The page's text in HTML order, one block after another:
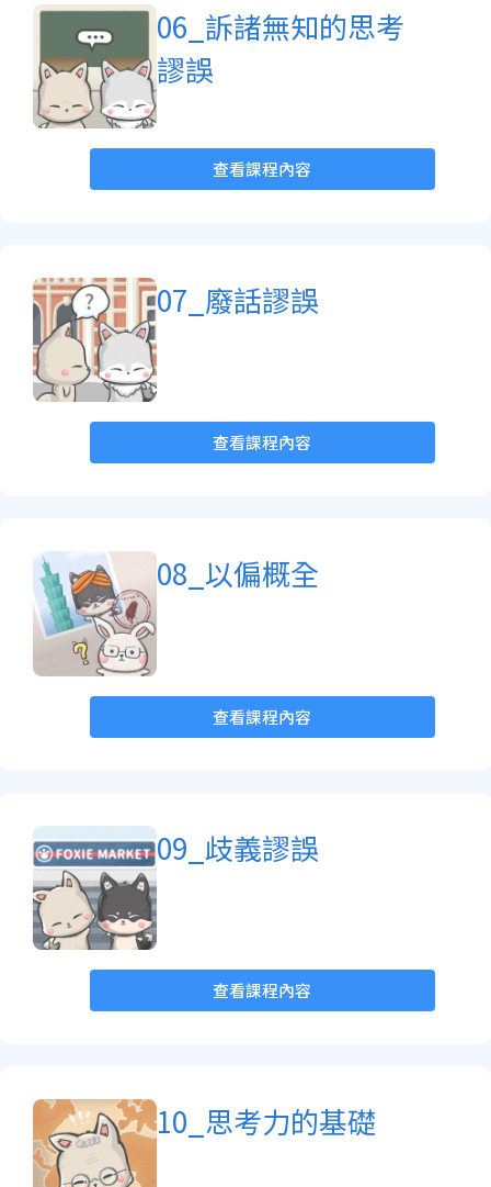
06_訴諸無知的思考
謬誤
查看課程內容
07_廢話謬誤
查看課程內容
08_以偏概全
查看課程內容
09_歧義謬誤
查看課程內容
10_思考力的基礎